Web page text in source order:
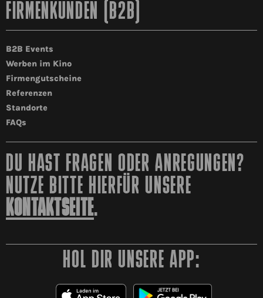
FIRMENKUNDEN (B2B)
B2B Events
Werben im Kino
Firmengutscheine
Referenzen
Standorte
FAQs
DU HAST FRAGEN ODER ANREGUNGEN?
NUTZE BITTE HIERFÜR UNSERE
KONTAKTSEITE.
HOL DIR UNSERE APP: